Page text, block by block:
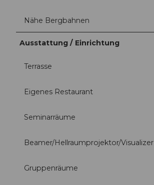
Nähe Bergbahnen
Ausstattung / Einrichtung
Terrasse
Eigenes Restaurant
Seminarräume
Beamer/Hellraumprojektor/Visualizer
Gruppenräume